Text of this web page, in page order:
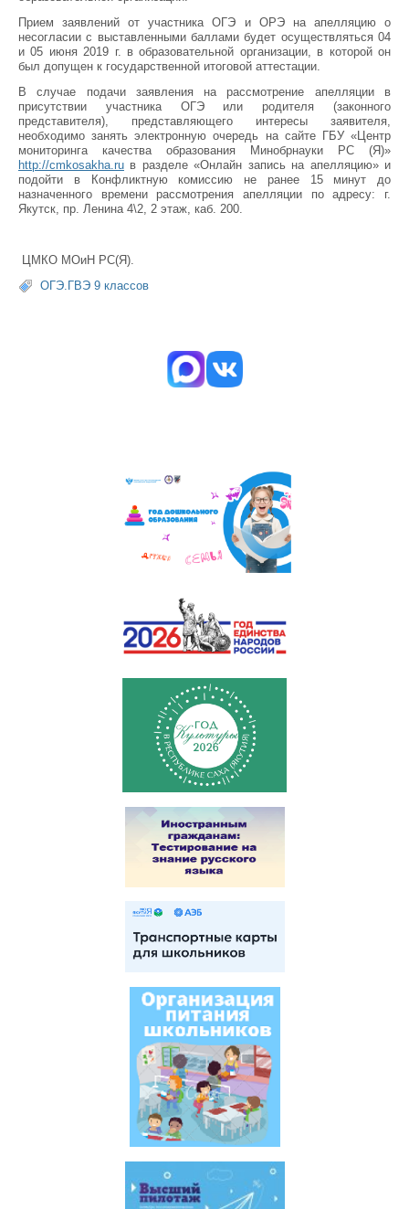
Прием заявлений от участника ОГЭ и ОРЭ на апелляцию о
несогласии с выставленными баллами будет осуществляться 04
и 05 июня 2019 г. в образовательной организации, в которой он
был допущен к государственной итоговой аттестации.
В случае подачи заявления на рассмотрение апелляции в
присутствии участника ОГЭ или родителя (законного
представителя), представляющего интересы заявителя,
необходимо занять электронную очередь на сайте ГБУ «Центр
мониторинга качества образования Минобрнауки РС (Я)»
http://cmkosakha.ru в разделе «Онлайн запись на апелляцию» и
подойти в Конфликтную комиссию не ранее 15 минут до
назначенного времени рассмотрения апелляции по адресу: г.
Якутск, пр. Ленина 4\2, 2 этаж, каб. 200.
ЦМКО МОиН РС(Я).
ОГЭ.ГВЭ 9 классов